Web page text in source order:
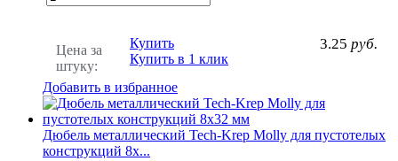
Цена за
штуку:
3.25 руб.
Купить
Купить в 1 клик
Добавить в избранное
Дюбель металлический Tech-Krep Molly для пустотелых
конструкций 8х...